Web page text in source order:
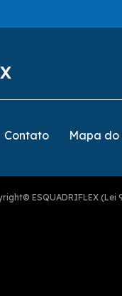
Contato Mapa do
ESQUADRIFLEX (Lei